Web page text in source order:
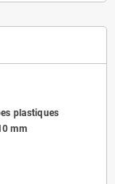
plastiques
mm